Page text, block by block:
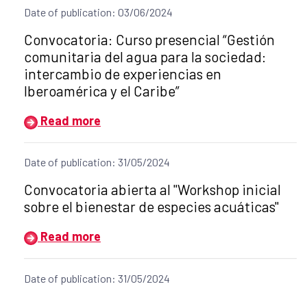
Date of publication: 03/06/2024
Title of the announcement:
Convocatoria: Curso presencial “Gestión
comunitaria del agua para la sociedad:
intercambio de experiencias en
Iberoamérica y el Caribe”
Read more
Date of publication: 31/05/2024
Title of the announcement:
Convocatoria abierta al "Workshop inicial
sobre el bienestar de especies acuáticas"
Read more
Date of publication: 31/05/2024